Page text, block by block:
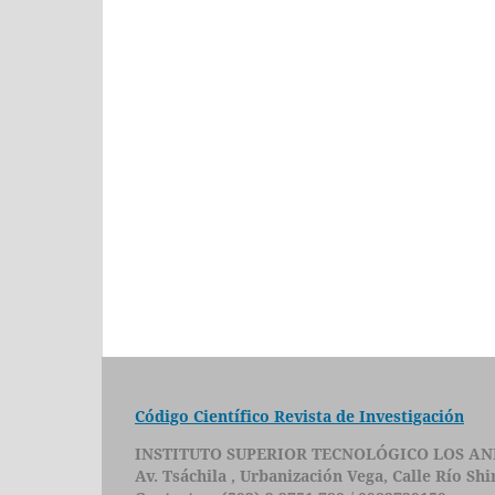
Código Científico Revista de Investigación
INSTITUTO SUPERIOR TECNOLÓGICO LOS
Av. Tsáchila , Urbanización Vega, Calle Río